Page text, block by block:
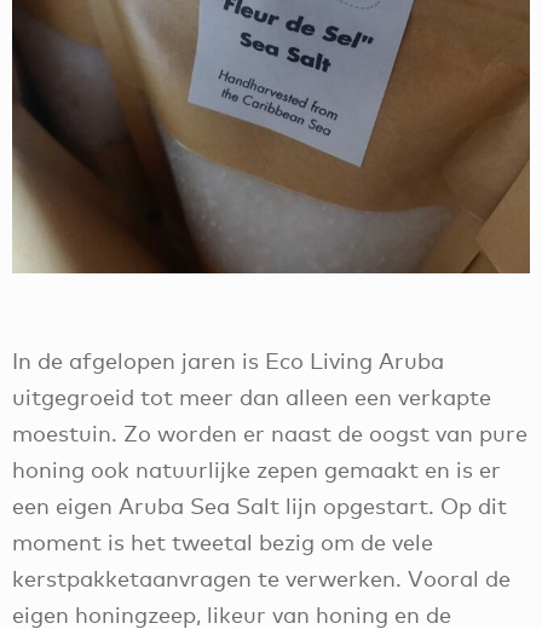
In de afgelopen jaren is Eco Living Aruba
uitgegroeid tot meer dan alleen een verkapte
moestuin. Zo worden er naast de oogst van pure
honing ook natuurlijke zepen gemaakt en is er
een eigen Aruba Sea Salt lijn opgestart. Op dit
moment is het tweetal bezig om de vele
kerstpakketaanvragen te verwerken. Vooral de
eigen honingzeep, likeur van honing en de